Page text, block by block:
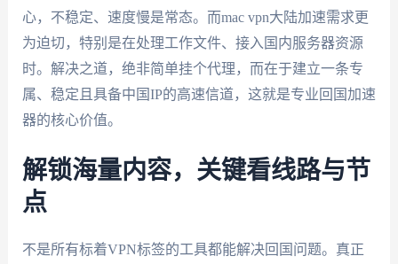
心，不稳定、速度慢是常态。而mac vpn大陆加速需求更
为迫切，特别是在处理工作文件、接入国内服务器资源
时。解决之道，绝非简单挂个代理，而在于建立一条专
属、稳定且具备中国IP的高速信道，这就是专业回国加速
器的核心价值。
解锁海量内容，关键看线路与节
点
不是所有标着VPN标签的工具都能解决回国问题。真正